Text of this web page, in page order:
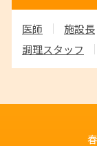
医師 施設長
調理スタッフ